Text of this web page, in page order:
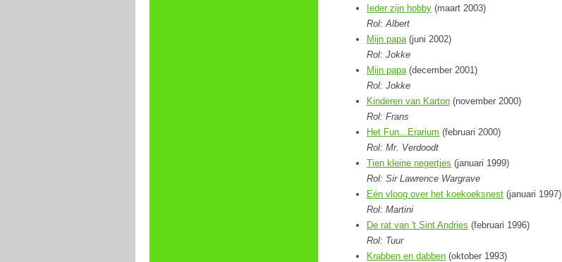
Ieder zijn hobby (maart 2003)
Rol: Albert
Mijn papa (juni 2002)
Rol: Jokke
Mijn papa (december 2001)
Rol: Jokke
Kinderen van Karton (november 2000)
Rol: Frans
Het Fun...Erarium (februari 2000)
Rol: Mr. Verdoodt
Tien kleine negertjes (januari 1999)
Rol: Sir Lawrence Wargrave
Eén vloog over het koekoeksnest (januari 1997)
Rol: Martini
De rat van 't Sint Andries (februari 1996)
Rol: Tuur
Krabben en dabben (oktober 1993)